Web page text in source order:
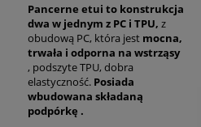
Pancerne etui to konstrukcja
dwa w jednym z PC i TPU, z
obudową PC, która jest mocna,
trwała i odporna na wstrząsy
, podszyte TPU, dobra
elastyczność. Posiada
wbudowana składaną
podpórkę .